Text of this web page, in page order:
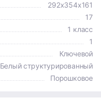
292x354x161
17
1 класс
1
Ключевой
Белый структурированный
Порошковое